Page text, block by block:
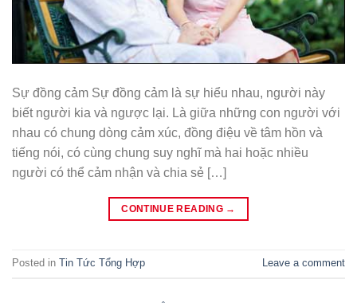
Sự đồng cảm Sự đồng cảm là sự hiểu nhau, người này
biết người kia và ngược lại. Là giữa những con người với
nhau có chung dòng cảm xúc, đồng điệu về tâm hồn và
tiếng nói, có cùng chung suy nghĩ mà hai hoặc nhiều
người có thể cảm nhận và chia sẻ […]
CONTINUE READING →
Posted in Tin Tức Tổng Hợp Leave a comment